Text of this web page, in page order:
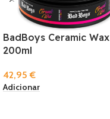
BadBoys Ceramic Wax
200ml
42,95€
Adicionar